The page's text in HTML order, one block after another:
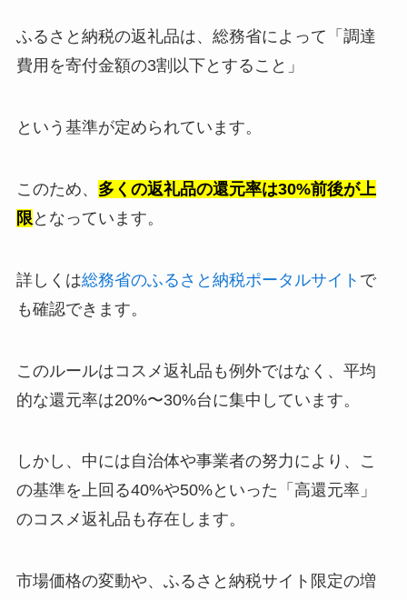
ふるさと納税の返礼品は、総務省によって「調達
費用を寄付金額の3割以下とすること」
という基準が定められています。
このため、 多くの返礼品の還元率は30%前後が上
限 となっています。
詳しくは総務省のふるさと納税ポータルサイト で
も確認できます。
このルールはコスメ返礼品も例外ではなく、平均
的な還元率は20%〜30%台に集中しています。
しかし、中には自治体や事業者の努力により、こ
の基準を上回る40%や50%といった「高還元率」
のコスメ返礼品も存在します。
市場価格の変動や、ふるさと納税サイト限定の増